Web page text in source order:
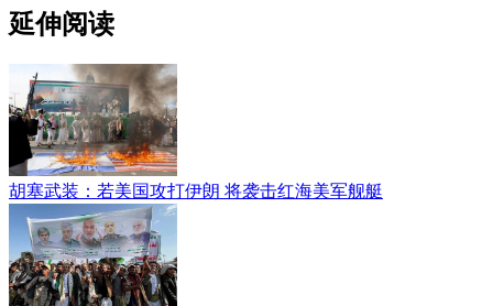
延伸阅读
胡塞武装：若美国攻打伊朗 将袭击红海美军舰艇